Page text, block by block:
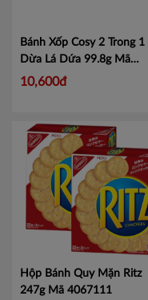
Bánh Xốp Cosy 2 Trong 1
Dừa Lá Dứa 99.8g Mã
4319790
10,600đ
Hộp Bánh Quy Mặn Ritz
247g Mã 4067111